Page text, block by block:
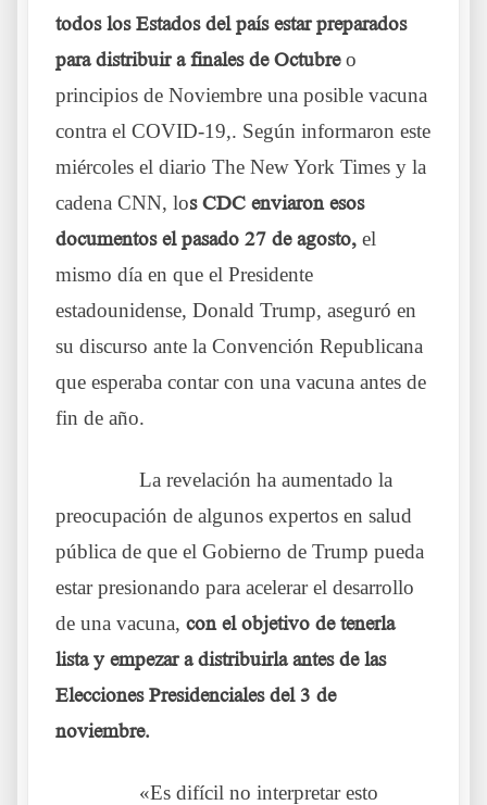
todos los Estados del país estar preparados
para distribuir a finales de Octubreo
principios de Noviembre una posible vacuna
contra el COVID-19,. Según informaron este
miércoles el diario The New York Times y la
cadena CNN, los CDC enviaron esos
documentos el pasado 27 de agosto, el
mismo día en que el Presidente
estadounidense, Donald Trump, aseguró en
su discurso ante la Convención Republicana
que esperaba contar con una vacuna antes de
fin de año.
La revelación ha aumentado la
preocupación de algunos expertos en salud
pública de que el Gobierno de Trump pueda
estar presionando para acelerar el desarrollo
de una vacuna, con el objetivo de tenerla
lista y empezar a distribuirla antes de las
Elecciones Presidenciales del 3 de
noviembre.
«Es difícil no interpretar esto